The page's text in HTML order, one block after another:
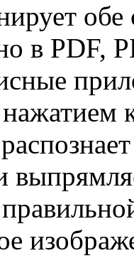
в PDF,